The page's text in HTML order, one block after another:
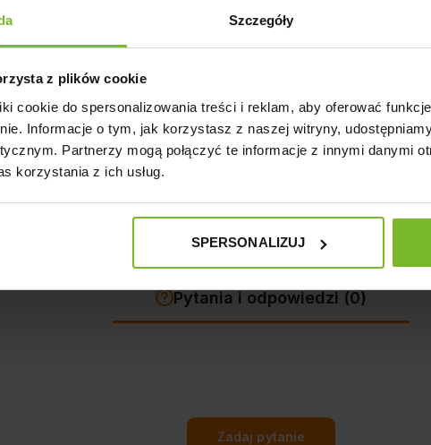
Szczegóły
z plików cookie
cookie do spersonalizowania treści i reklam, aby oferować
Informacje o tym, jak korzystasz z naszej witryny,
Partnerzy mogą połączyć te informacje z innymi danymi
korzystania z ich usług.
SPERSONALIZUJ
REGULOWANE SZELKI DLA
OLIWKOWE PASKI GUARD POPULAR
Pytania i odpowiedzi (0)
Zadaj pytanie